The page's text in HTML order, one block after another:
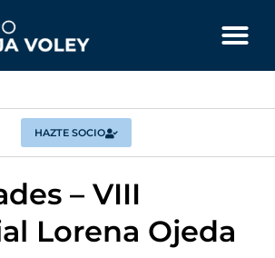
HAZTE SOCIO
– VIII
Lorena Ojeda